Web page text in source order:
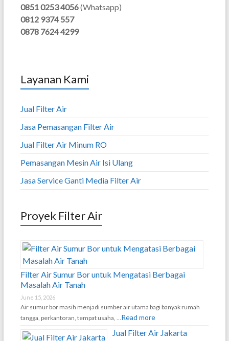
0851 0253 4056(Whatsapp)
0812 9374 557
0878 7624 4299
Layanan Kami
Jual Filter Air
Jasa Pemasangan Filter Air
Jual Filter Air Minum RO
Pemasangan Mesin Air Isi Ulang
Jasa Service Ganti Media Filter Air
Proyek Filter Air
Filter Air Sumur Bor untuk Mengatasi Berbagai
Masalah Air Tanah
June 15, 2026
Air sumur bor masih menjadi sumber air utama bagi banyak rumah
tangga, perkantoran, tempat usaha, … Read more
Jual Filter Air Jakarta